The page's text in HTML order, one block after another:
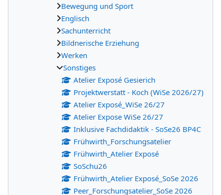
Bewegung und Sport
Englisch
Sachunterricht
Bildnerische Erziehung
Werken
Sonstiges
Atelier Exposé Gesierich
Projektwerstatt - Koch (WiSe 2026/27)
Atelier Exposé_WiSe 26/27
Atelier Expose WiSe 26/27
Inklusive Fachdidaktik - SoSe26 BP4C
Frühwirth_Forschungsatelier
Frühwirth_Atelier Exposé
SoSchu26
Frühwirth_Atelier Exposé_SoSe 2026
Peer_Forschungsatelier_SoSe 2026